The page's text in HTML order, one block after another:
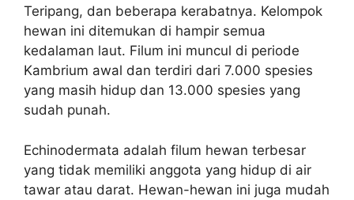
Teripang, dan beberapa kerabatnya. Kelompok
hewan ini ditemukan di hampir semua
kedalaman laut. Filum ini muncul di periode
Kambrium awal dan terdiri dari 7.000 spesies
yang masih hidup dan 13.000 spesies yang
sudah punah.
Echinodermata adalah filum hewan terbesar
yang tidak memiliki anggota yang hidup di air
tawar atau darat. Hewan-hewan ini juga mudah